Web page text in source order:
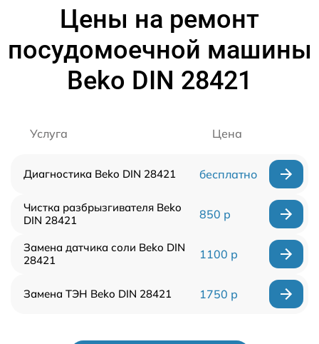
Цены на ремонт
посудомоечной машины
Beko DIN 28421
Услуга Цена
Диагностика Beko DIN 28421 бесплатно
Чистка разбрызгивателя Beko
DIN 28421
850 р
Замена датчика соли Beko DIN
28421
1100 р
Замена ТЭН Beko DIN 28421 1750 р